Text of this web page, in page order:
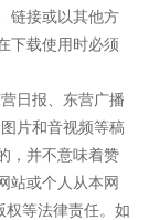
链接或以其他方
下载使用时必须
日报、东营广播
片和音视频等稿
，并不意味着赞
站或个人从本网
权等法律责任。如